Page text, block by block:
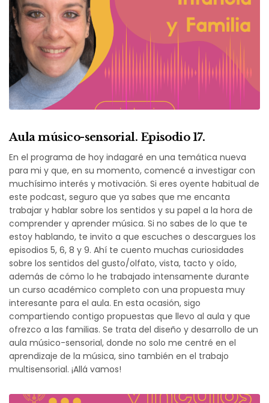
Aula músico-sensorial. Episodio 17.
En el programa de hoy indagaré en una temática nueva
para mi y que, en su momento, comencé a investigar con
muchísimo interés y motivación. Si eres oyente habitual de
este podcast, seguro que ya sabes que me encanta
trabajar y hablar sobre los sentidos y su papel a la hora de
comprender y aprender música. Si no sabes de lo que te
estoy hablando, te invito a que escuches o descargues los
episodios 5, 6, 8 y 9. Ahí te cuento muchas curiosidades
sobre los sentidos del gusto/olfato, vista, tacto y oído,
además de cómo lo he trabajado intensamente durante
un curso académico completo con una propuesta muy
interesante para el aula. En esta ocasión, sigo
compartiendo contigo propuestas que llevo al aula y que
ofrezco a las familias. Se trata del diseño y desarrollo de un
aula músico-sensorial, donde no solo me centré en el
aprendizaje de la música, sino también en el trabajo
multisensorial. ¡Allá vamos!